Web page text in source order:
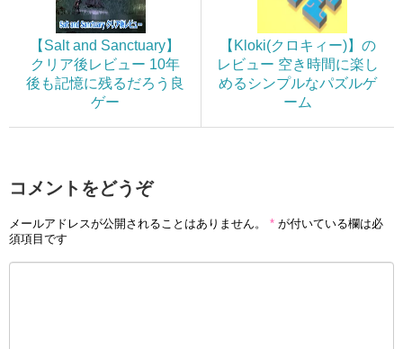
【Salt and Sanctuary】
クリア後レビュー 10年
後も記憶に残るだろう良
ゲー
【Kloki(クロキィー)】の
レビュー 空き時間に楽し
めるシンプルなパズルゲ
ーム
コメントをどうぞ
メールアドレスが公開されることはありません。 * が付いている欄は必
須項目です